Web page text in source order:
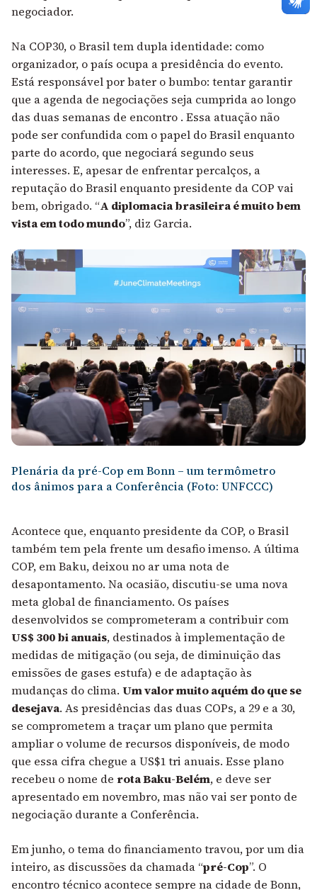
negociador.
Na COP30, o Brasil tem dupla identidade: como
organizador, o país ocupa a presidência do evento.
Está responsável por bater o bumbo: tentar garantir
que a agenda de negociações seja cumprida ao longo
das duas semanas de encontro . Essa atuação não
pode ser confundida com o papel do Brasil enquanto
parte do acordo, que negociará segundo seus
interesses. E, apesar de enfrentar percalços, a
reputação do Brasil enquanto presidente da COP vai
bem, obrigado. “A diplomacia brasileira é muito bem
vista em todo mundo”, diz Garcia.
Plenária da pré-Cop em Bonn – um termômetro
dos ânimos para a Conferência (Foto: UNFCCC)
Acontece que, enquanto presidente da COP, o Brasil
também tem pela frente um desafio imenso. A última
COP, em Baku, deixou no ar uma nota de
desapontamento. Na ocasião, discutiu-se uma nova
meta global de financiamento. Os países
desenvolvidos se comprometeram a contribuir com
US$ 300 bi anuais, destinados à implementação de
medidas de mitigação (ou seja, de diminuição das
emissões de gases estufa) e de adaptação às
mudanças do clima. Um valor muito aquém do que se
desejava. As presidências das duas COPs, a 29 e a 30,
se comprometem a traçar um plano que permita
ampliar o volume de recursos disponíveis, de modo
que essa cifra chegue a US$1 tri anuais. Esse plano
recebeu o nome de rota Baku-Belém, e deve ser
apresentado em novembro, mas não vai ser ponto de
negociação durante a Conferência.
Em junho, o tema do financiamento travou, por um dia
inteiro, as discussões da chamada “pré-Cop”. O
encontro técnico acontece sempre na cidade de Bonn,